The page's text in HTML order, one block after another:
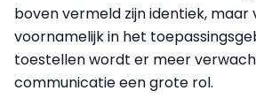
boven vermeld zijn identiek, maar
voornamelijk in het
toestellen wordt er meer
communicatie een grote rol.